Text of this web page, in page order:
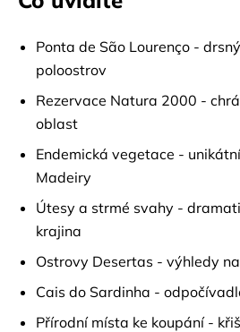
Ponta de São Lourenço -
poloostrov
Rezervace Natura 2000 -
oblast
Endemická vegetace -
Madeiry
Útesy a strmé svahy -
krajina
Ostrovy Desertas - výhledy
Cais do Sardinha -
Přírodní místa ke koupání -